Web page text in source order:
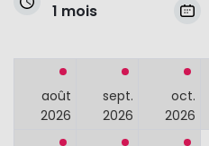
1 mois
août
2026
sept.
2026
oct.
2026